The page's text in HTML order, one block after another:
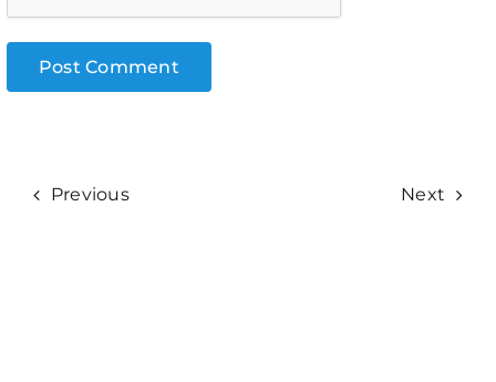
Previous Next